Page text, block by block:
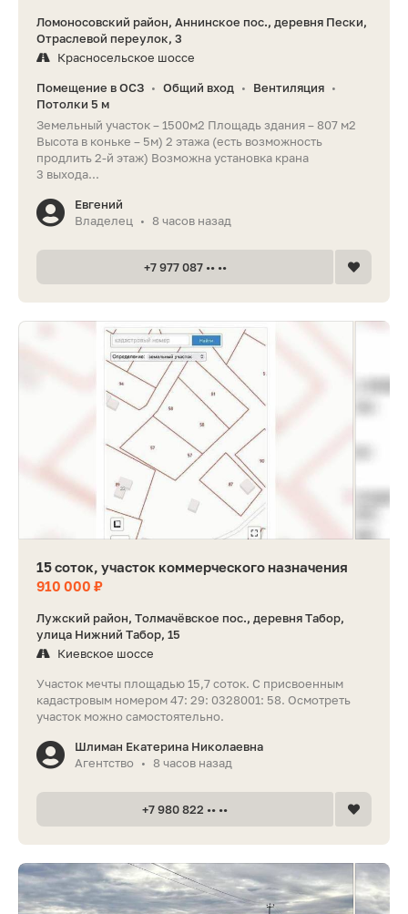
Ломоносовский район, Аннинское пос., деревня Пески,
Отраслевой переулок, 3
Красносельское шоссе
Помещение в ОСЗ • Общий вход • Вентиляция •
Потолки 5 м
Зeмeльный учаcток – 1500м2 Площадь здания – 807 м2
Высота в коньке – 5м) 2 этажа (есть возможность
продлить 2-й этаж) Возможна установка крана
3 выхода...
Евгений
Владелец • 8 часов назад
+7 977 087 •• ••
15 соток, участок коммерческого назначения
910 000 ₽
Лужский район, Толмачёвское пос., деревня Табор,
улица Нижний Табор, 15
Киевское шоссе
Участок мечты площадью 15,7 соток. С присвоенным
кадастровым номером 47: 29: 0328001: 58. Осмотреть
участок можно самостоятельно.
Шлиман Екатерина Николаевна
Агентство
• 8 часов назад
+7 980 822 •• ••